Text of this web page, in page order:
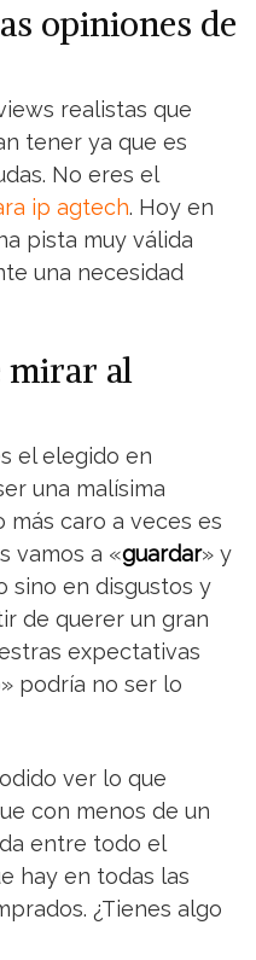
opiniones de
realistas que
tener ya que es
No eres el
ip agtech. Hoy en
pista muy válida
una necesidad
mirar al
el elegido en
una malísima
más caro a veces es
vamos a «guardar» y
sino en disgustos y
de querer un gran
expectativas
podría no ser lo
ver lo que
con menos de un
entre todo el
hay en todas las
¿Tienes algo